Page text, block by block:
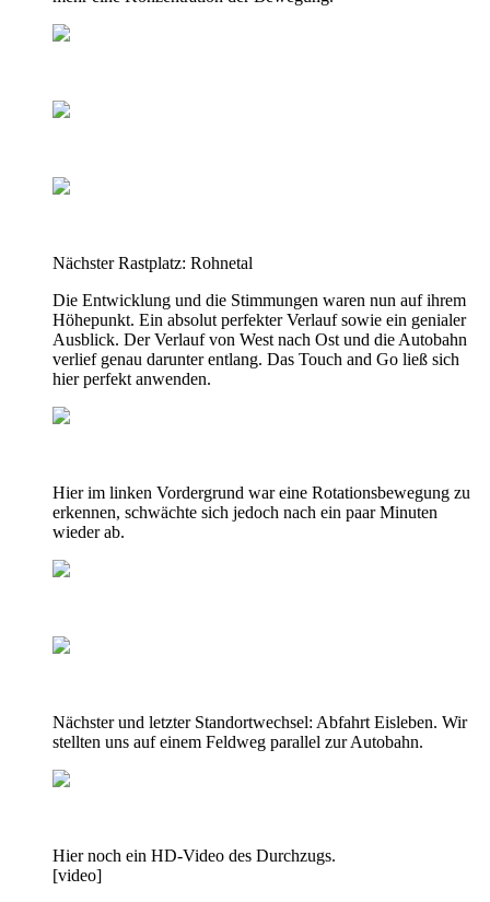
Nächster Rastplatz: Rohnetal
Die Entwicklung und die Stimmungen waren nun auf ihrem
Höhepunkt. Ein absolut perfekter Verlauf sowie ein genialer
Ausblick. Der Verlauf von West nach Ost und die Autobahn
verlief genau darunter entlang. Das Touch and Go ließ sich
hier perfekt anwenden.
Hier im linken Vordergrund war eine Rotationsbewegung zu
erkennen, schwächte sich jedoch nach ein paar Minuten
wieder ab.
Nächster und letzter Standortwechsel: Abfahrt Eisleben. Wir
stellten uns auf einem Feldweg parallel zur Autobahn.
Hier noch ein HD-Video des Durchzugs.
[video]